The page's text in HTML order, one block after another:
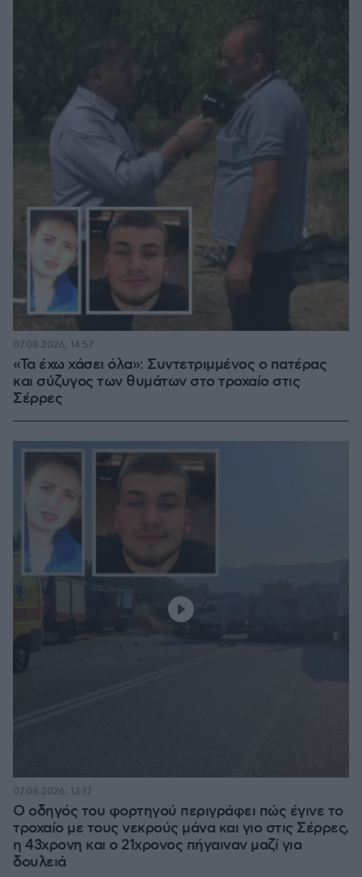
«Τα έχω χάσει όλα»: Συντετριμμένος ο πατέρας
και σύζυγος των θυμάτων στο τροχαίο στις
Σέρρες
07.08.2026, 14:57
Ο οδηγός του φορτηγού περιγράφει πώς έγινε το
τροχαίο με τους νεκρούς μάνα και γιο στις Σέρρες,
η 43χρονη και ο 21χρονος πήγαιναν μαζί για
δουλειά
07.08.2026, 13:17